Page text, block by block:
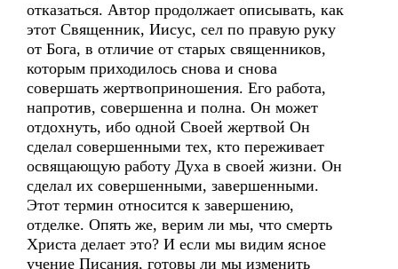
отказаться. Автор продолжает описывать, как
этот Священник, Иисус, сел по правую руку
от Бога, в отличие от старых священников,
которым приходилось снова и снова
совершать жертвоприношения. Его работа,
напротив, совершенна и полна. Он может
отдохнуть, ибо одной Своей жертвой Он
сделал совершенными тех, кто переживает
освящающую работу Духа в своей жизни. Он
сделал их совершенными, завершенными.
Этот термин относится к завершению,
отделке. Опять же, верим ли мы, что смерть
Христа делает это? И если мы видим ясное
учение Писания, готовы ли мы изменить